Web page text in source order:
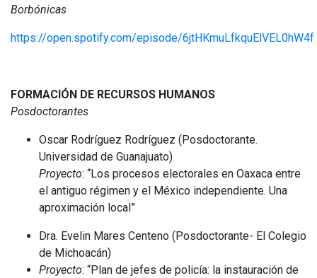
Borbónicas
https://open.spotify.com/episode/6jtHKmuLfkquElVEL0hW4f
FORMACIÓN DE RECURSOS HUMANOS
Posdoctorantes
Oscar Rodríguez Rodríguez (Posdoctorante.
Universidad de Guanajuato)
Proyecto: “Los procesos electorales en Oaxaca entre
el antiguo régimen y el México independiente. Una
aproximación local”
Dra. Evelin Mares Centeno (Posdoctorante- El Colegio
de Michoacán)
Proyecto: “Plan de jefes de policía: la instauración de